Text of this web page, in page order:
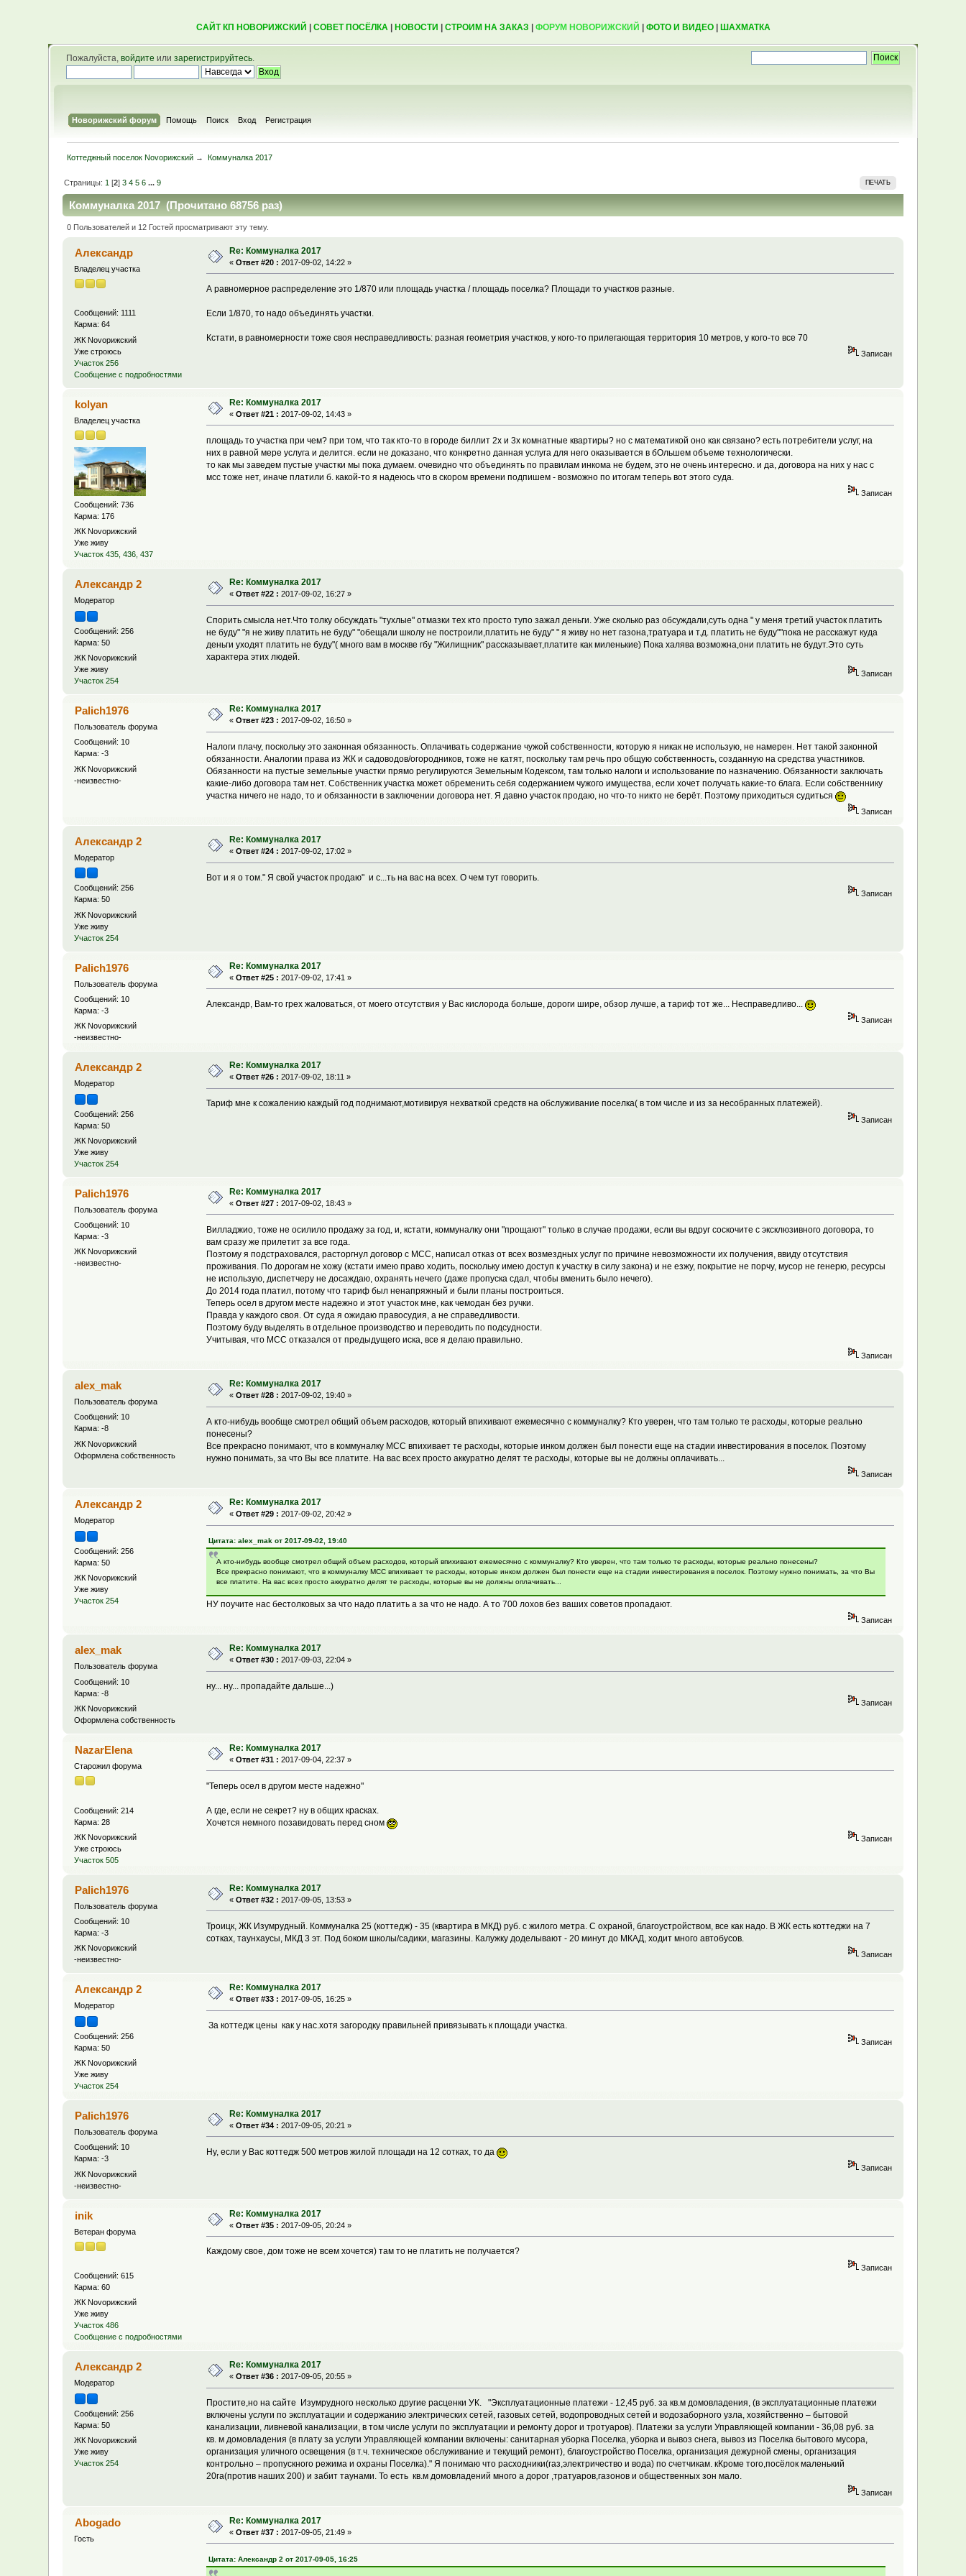
САЙТ КП НОВОРИЖСКИЙ СОВЕТ ПОСЁЛКА| НОВОСТИ СТРОИМ НА ЗАКАЗ ФОРУМ НОВОРИЖСКИЙ ФОТО И ВИДЕО| ШАХМАТКА
Пожалуйста,войдите илизарегистрируйтесь.
Новорижский форум Помощь Поиск Вход Регистрация
Коттеджный поселок Novoрижский → Коммуналка 2017
ПЕЧАТЬ
Страницы:1 [2]3 4 5 6 ...9
Коммуналка 2017 (Прочитано 68756 раз)
0 Пользователей и 12 Гостей просматривают эту тему.
Александр
Владелец участка
Сообщений: 1111
Карма: 64
ЖК Novoрижский
Уже строюсь
Участок 256
Сообщение с подробностями
Re: Коммуналка 2017
«Ответ #20 : 2017-09-02, 14:22 »
А равномерное распределение это 1/870 или площадь участка / площадь поселка? Площади то участков разные.
Если 1/870, то надо объединять участки.
Кстати, в равномерности тоже своя несправедливость: разная геометрия участков, у кого-то прилегающая территория 10 метров, у кого-то все 70
Записан
kolyan
Владелец участка
Сообщений: 736
Карма: 176
ЖК Novoрижский
Уже живу
Участок 435, 436, 437
Re: Коммуналка 2017
«Ответ #21 : 2017-09-02, 14:43 »
площадь то участка при чем? при том, что так кто-то в городе биллит 2х и 3х комнатные квартиры? но с математикой оно как связано? есть потребители услуг, на
них в равной мере услуга и делится. если не доказано, что конкретно данная услуга для него оказывается в бОльшем объеме технологически.
то как мы заведем пустые участки мы пока думаем. очевидно что объединять по правилам инкома не будем, это не очень интересно. и да, договора на них у нас с
мсс тоже нет, иначе платили б. какой-то я надеюсь что в скором времени подпишем - возможно по итогам теперь вот этого суда.
Записан
Александр 2
Модератор
Сообщений: 256
Карма: 50
ЖК Novoрижский
Уже живу
Участок 254
Re: Коммуналка 2017
«Ответ #22 : 2017-09-02, 16:27 »
Спорить смысла нет.Что толку обсуждать "тухлые" отмазки тех кто просто тупо зажал деньги. Уже сколько раз обсуждали,суть одна " у меня третий участок платить
не буду" "я не живу платить не буду" "обещали школу не построили,платить не буду" " я живу но нет газона,тратуара и т.д. платить не буду""пока не расскажут куда
деньги уходят платить не буду"( много вам в москве гбу "Жилищник" рассказывает,платите как миленькие) Пока халява возможна,они платить не будут.Это суть
характера этих людей.
Записан
Palich1976
Пользователь форума
Сообщений: 10
Карма: -3
ЖК Novoрижский
-неизвестно-
Re: Коммуналка 2017
«Ответ #23 : 2017-09-02, 16:50 »
Налоги плачу, поскольку это законная обязанность. Оплачивать содержание чужой собственности, которую я никак не использую, не намерен. Нет такой законной
обязанности. Аналогии права из ЖК и садоводов/огородников, тоже не катят, поскольку там речь про общую собственность, созданную на средства участников.
Обязанности на пустые земельные участки прямо регулируются Земельным Кодексом, там только налоги и использование по назначению. Обязанности заключать
какие-либо договора там нет. Собственник участка может обременить себя содержанием чужого имущества, если хочет получать какие-то блага. Если собственнику
участка ничего не надо, то и обязанности в заключении договора нет. Я давно участок продаю, но что-то никто не берёт. Поэтому приходиться судиться
Записан
Александр 2
Модератор
Сообщений: 256
Карма: 50
ЖК Novoрижский
Уже живу
Участок 254
Re: Коммуналка 2017
«Ответ #24 : 2017-09-02, 17:02 »
Вот и я о том." Я свой участок продаю" и с...ть на вас на всех. О чем тут говорить.
Записан
Palich1976
Пользователь форума
Сообщений: 10
Карма: -3
ЖК Novoрижский
-неизвестно-
Re: Коммуналка 2017
«Ответ #25 : 2017-09-02, 17:41 »
Александр, Вам-то грех жаловаться, от моего отсутствия у Вас кислорода больше, дороги шире, обзор лучше, а тариф тот же... Несправедливо...
Записан
Александр 2
Модератор
Сообщений: 256
Карма: 50
ЖК Novoрижский
Уже живу
Участок 254
Re: Коммуналка 2017
«Ответ #26 : 2017-09-02, 18:11 »
Тариф мне к сожалению каждый год поднимают,мотивируя нехваткой средств на обслуживание поселка( в том числе и из за несобранных платежей).
Записан
Palich1976
Пользователь форума
Сообщений: 10
Карма: -3
ЖК Novoрижский
-неизвестно-
Re: Коммуналка 2017
«Ответ #27 : 2017-09-02, 18:43 »
Вилладжио, тоже не осилило продажу за год, и, кстати, коммуналку они "прощают" только в случае продажи, если вы вдруг соскочите с эксклюзивного договора, то
вам сразу же прилетит за все года.
Поэтому я подстраховался, расторгнул договор c МСС, написал отказ от всех возмездных услуг по причине невозможности их получения, ввиду отсутствия
проживания. По дорогам не хожу (кстати имею право ходить, поскольку имею доступ к участку в силу закона) и не езжу, покрытие не порчу, мусор не генерю, ресурсы
не использую, диспетчеру не досаждаю, охранять нечего (даже пропуска сдал, чтобы вменить было нечего).
До 2014 года платил, потому что тариф был ненапряжный и были планы построиться.
Теперь осел в другом месте надежно и этот участок мне, как чемодан без ручки.
Правда у каждого своя. От суда я ожидаю правосудия, а не справедливости.
Поэтому буду выделять в отдельное производство и переводить по подсудности.
Учитывая, что МСС отказался от предыдущего иска, все я делаю правильно.
Записан
alex_mak
Пользователь форума
Сообщений: 10
Карма: -8
ЖК Novoрижский
Оформлена собственность
Re: Коммуналка 2017
«Ответ #28 : 2017-09-02, 19:40 »
А кто-нибудь вообще смотрел общий объем расходов, который впихивают ежемесячно с коммуналку? Кто уверен, что там только те расходы, которые реально
понесены?
Все прекрасно понимают, что в коммуналку МСС впихивает те расходы, которые инком должен был понести еще на стадии инвестирования в поселок. Поэтому
нужно понимать, за что Вы все платите. На вас всех просто аккуратно делят те расходы, которые вы не должны оплачивать...
Записан
Александр 2
Модератор
Сообщений: 256
Карма: 50
ЖК Novoрижский
Уже живу
Участок 254
Re: Коммуналка 2017
«Ответ #29 : 2017-09-02, 20:42 »
Цитата: alex_mak от 2017-09-02, 19:40
А кто-нибудь вообще смотрел общий объем расходов, который впихивают ежемесячно с коммуналку? Кто уверен, что там только те расходы, которые реально понесены?
Все прекрасно понимают, что в коммуналку МСС впихивает те расходы, которые инком должен был понести еще на стадии инвестирования в поселок. Поэтому нужно понимать, за что Вы
все платите. На вас всех просто аккуратно делят те расходы, которые вы не должны оплачивать...
НУ поучите нас бестолковых за что надо платить а за что не надо. А то 700 лохов без ваших советов пропадают.
Записан
alex_mak
Пользователь форума
Сообщений: 10
Карма: -8
ЖК Novoрижский
Оформлена собственность
Re: Коммуналка 2017
«Ответ #30 : 2017-09-03, 22:04 »
ну... ну... пропадайте дальше...)
Записан
NazarElena
Старожил форума
Сообщений: 214
Карма: 28
ЖК Novoрижский
Уже строюсь
Участок 505
Re: Коммуналка 2017
«Ответ #31 : 2017-09-04, 22:37 »
"Теперь осел в другом месте надежно"
А где, если не секрет? ну в общих красках.
Хочется немного позавидовать перед сном
Записан
Palich1976
Пользователь форума
Сообщений: 10
Карма: -3
ЖК Novoрижский
-неизвестно-
Re: Коммуналка 2017
«Ответ #32 : 2017-09-05, 13:53 »
Троицк, ЖК Изумрудный. Коммуналка 25 (коттедж) - 35 (квартира в МКД) руб. с жилого метра. С охраной, благоустройством, все как надо. В ЖК есть коттеджи на 7
сотках, таунхаусы, МКД 3 эт. Под боком школы/садики, магазины. Калужку доделывают - 20 минут до МКАД, ходит много автобусов.
Записан
Александр 2
Модератор
Сообщений: 256
Карма: 50
ЖК Novoрижский
Уже живу
Участок 254
Re: Коммуналка 2017
«Ответ #33 : 2017-09-05, 16:25 »
За коттедж цены как у нас.хотя загородку правильней привязывать к площади участка.
Записан
Palich1976
Пользователь форума
Сообщений: 10
Карма: -3
ЖК Novoрижский
-неизвестно-
Re: Коммуналка 2017
«Ответ #34 : 2017-09-05, 20:21 »
Ну, если у Вас коттедж 500 метров жилой площади на 12 сотках, то да
Записан
inik
Ветеран форума
Сообщений: 615
Карма: 60
ЖК Novoрижский
Уже живу
Участок 486
Сообщение с подробностями
Re: Коммуналка 2017
«Ответ #35 : 2017-09-05, 20:24 »
Каждому свое, дом тоже не всем хочется) там то не платить не получается?
Записан
Александр 2
Модератор
Сообщений: 256
Карма: 50
ЖК Novoрижский
Уже живу
Участок 254
Re: Коммуналка 2017
«Ответ #36 : 2017-09-05, 20:55 »
Простите,но на сайте Изумрудного несколько другие расценки УК. "Эксплуатационные платежи - 12,45 руб. за кв.м домовладения, (в эксплуатационные платежи
включены услуги по эксплуатации и содержанию электрических сетей, газовых сетей, водопроводных сетей и водозаборного узла, хозяйственно – бытовой
канализации, ливневой канализации, в том числе услуги по эксплуатации и ремонту дорог и тротуаров). Платежи за услуги Управляющей компании - 36,08 руб. за
кв. м домовладения (в плату за услуги Управляющей компании включены: санитарная уборка Поселка, уборка и вывоз снега, вывоз из Поселка бытового мусора,
организация уличного освещения (в т.ч. техническое обслуживание и текущий ремонт), благоустройство Поселка, организация дежурной смены, организация
контрольно – пропускного режима и охраны Поселка)." Я понимаю что расходники(газ,электричество и вода) по счетчикам. кКроме того,посёлок маленький
20га(против наших 200) и забит таунами. То есть кв.м домовладений много а дорог ,тратуаров,газонов и общественных зон мало.
Записан
Abogado
Гость
Re: Коммуналка 2017
«Ответ #37 : 2017-09-05, 21:49 »
Цитата: Александр 2 от 2017-09-05, 16:25